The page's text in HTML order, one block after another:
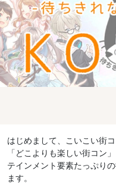
はじめまして、こいこい街コ
「どこよりも楽しい街コン
テインメント要素たっぷり
ます。